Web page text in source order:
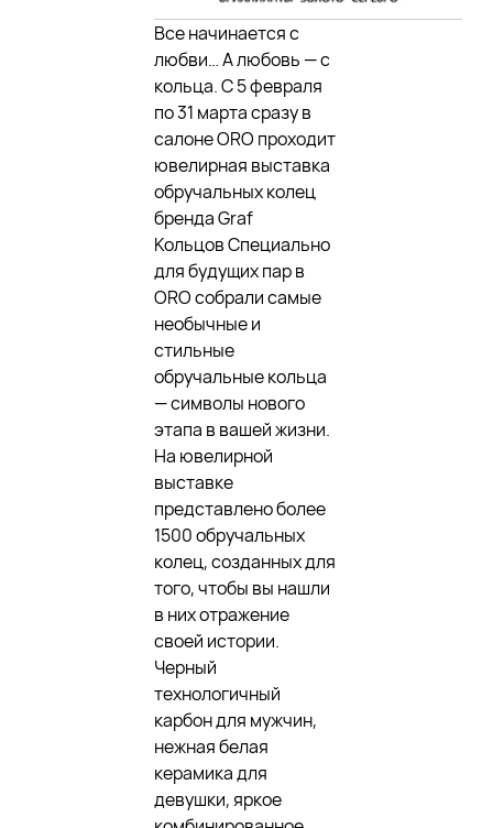
Все начинается с
любви… А любовь — с
кольца. С 5 февраля
по 31 марта сразу в
салоне ORO проходит
ювелирная выставка
обручальных колец
бренда Graf
Кольцов Специально
для будущих пар в
ORO собрали самые
необычные и
стильные
обручальные кольца
— символы нового
этапа в вашей жизни.
На ювелирной
выставке
представлено более
1500 обручальных
колец, созданных для
того, чтобы вы нашли
в них отражение
своей истории.
Черный
технологичный
карбон для мужчин,
нежная белая
керамика для
девушки, яркое